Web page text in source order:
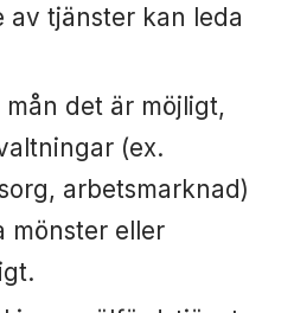
tjänster kan leda
det är möjligt,
(ex.
arbetsmarknad)
mönster eller